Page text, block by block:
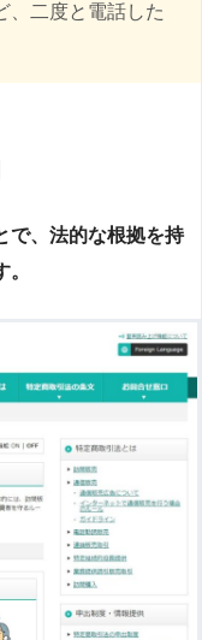
、二度と電話した
で、法的な根拠を持